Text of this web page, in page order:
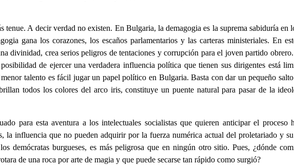
tenue. A decir verdad no existen. En Bulgaria, la demagogia es la suprema sabiduría
gana los corazones, los escaños parlamentarios y las carteras ministeriales. En
divinidad, crea serios peligros de tentaciones y corrupción para el joven partido
de ejercer una verdadera influencia política que tienen sus dirigentes está
talento es fácil jugar un papel político en Bulgaria. Basta con dar un pequeño
todos los colores del arco iris, constituye un puente natural para pasar de la
para esta aventura a los intelectuales socialistas que quieren anticipar el proceso
la influencia que no pueden adquirir por la fuerza numérica actual del proletariado y
demócratas burgueses, es más peligrosa que en ningún otro sitio. Pues, ¿dónde
de una roca por arte de magia y que puede secarse tan rápido como surgió?